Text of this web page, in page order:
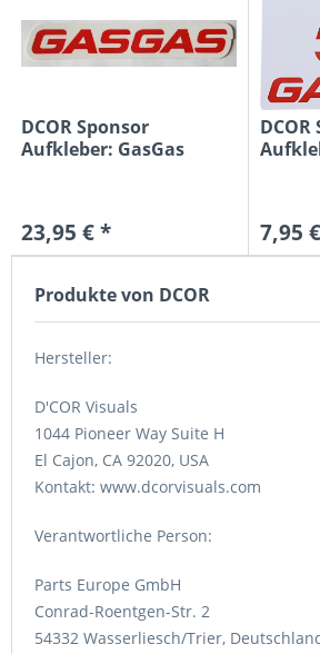
DCOR Sponsor
Aufkleber: GasGas
23,95 € *
DCOR
7,95
Produkte von DCOR
Hersteller:
D'COR Visuals
1044 Pioneer Way Suite H
El Cajon, CA 92020, USA
Kontakt: www.dcorvisuals.com
Verantwortliche Person:
Parts Europe GmbH
Conrad-Roentgen-Str. 2
54332 Wasserliesch/Trier,